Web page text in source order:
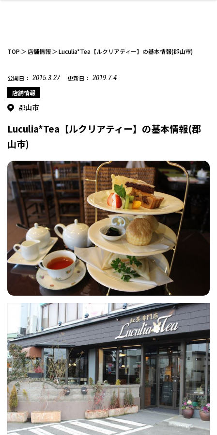
カフェ
お酒 洋食 中華
和食 わんぱく 福島ローカルグル
メ
パン アジア・エスニッ
ク
テイクアウト
ランチ その他
開成山公園
デート・友達と ひとりで アウトドア
温泉 体験 名所
レジャー・スポー
ツ施設
非日常 イベントレポート
その他
美容室
美容アイテム エイジングケア メンズ
フィットネス・や
せたい
鍼灸・整体・リラ
クゼーション
まつ毛サロン
脱毛 温活・サウナ 歯列矯正・審美歯
科
その他
ファッション
スポーツ・アウト
ドア
ギフト・お土産 キッズ
インテリア 食品・酒 生活を彩るモノ
その他
お仕事探し
保険 病院・クリニック ペット
趣味・スキルアッ
プ
保育園・こども園 子どもの習い事・
塾
幼稚園 教育 ライフイベント
その他
家づくり
リフォーム・リノ
ベーション
自治体インフォ その他
TOP 店舗情報 Luculia*Tea【ルクリアティー】の基本情報(郡山市)
公開日： 2015.3.27 更新日： 2019.7.4
店舗情報
郡山市
Luculia*Tea【ルクリアティー】の基本情報(郡
山市)